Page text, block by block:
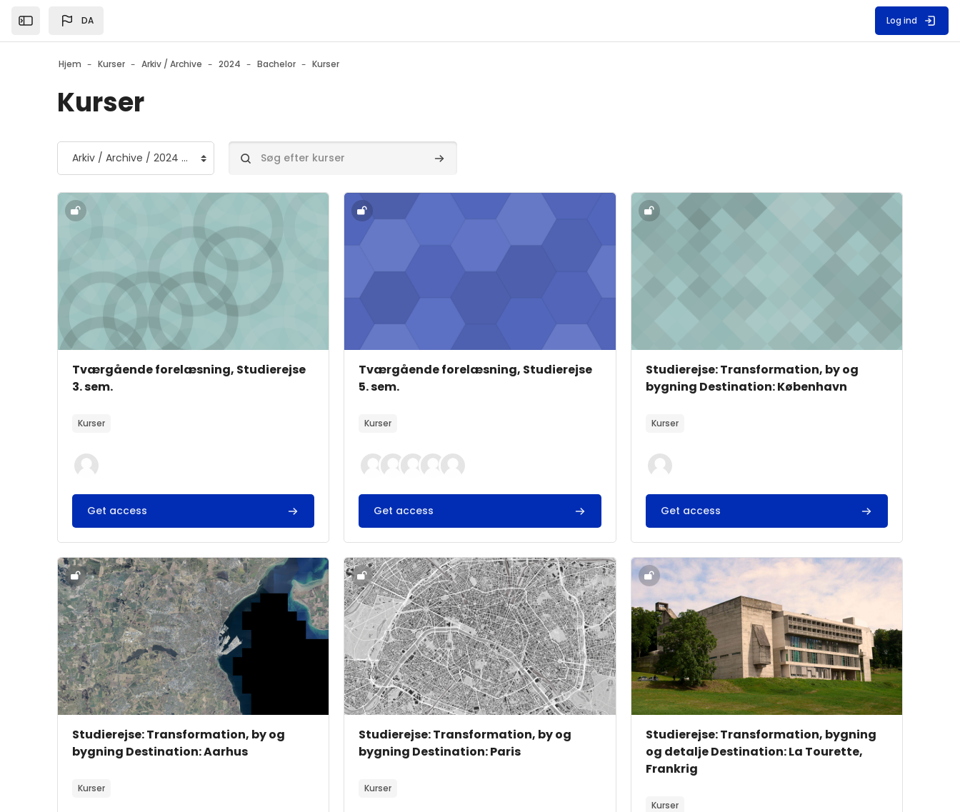
Open the sidebar
DA Log ind
Hjem Kurser Arkiv / Archive 2024 Bachelor Kurser
Kurser
Kursuskategorier Søg efter kurser Søg efter kurser
Kursusbillede" Tværgående forelæsning, Studierejse 3. sem.
Kursusbillede
Kursusnavn
Tværgående forelæsning, Studierejse
3. sem.
Kurser
Get access
Kursusbillede" Tværgående forelæsning, Studierejse 5. sem.
Kursusbillede
Kursusnavn
Tværgående forelæsning, Studierejse
5. sem.
Kurser
Get access
Kursusbillede" Studierejse: Transformation, by og bygning
Kursusbillede
Kursusnavn
Studierejse: Transformation, by og
bygning Destination: København
Kurser
Get access
Kursusbillede" Studierejse: Transformation, by og bygning Destination: Aarhus
Kursusbillede
Kursusnavn
Studierejse: Transformation, by og
bygning Destination: Aarhus
Kurser
Kursusbillede" Studierejse: Transformation, by og bygning Destination: Paris
Kursusbillede
Kursusnavn
Studierejse: Transformation, by og
bygning Destination: Paris
Kurser
Kursusbillede" Studierejse: Transformation, bygning og
Kursusbillede
Kursusnavn
Studierejse: Transformation, bygning
og detalje Destination: La Tourette,
Frankrig
Kurser